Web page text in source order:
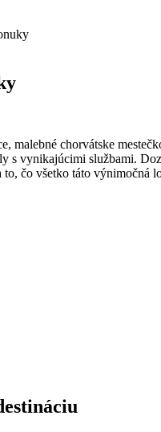
malebné chorvátske
s vynikajúcimi službami.
čo všetko táto výnimočná